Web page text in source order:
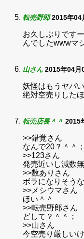
転売野郎 2015年04
お久しぶりです
んでしたwwwマ
山さん 2015年04月
妖怪はもうヤバ
絶対空売りした
転売店長＾＾ 2015
>>錯覚さん
なんで20？＾＾
>>123さん
発売近いし減数
>>数ありさん
ボラになりそう
>>メシウマさん
ほい＾＾
>>転売野郎さん
どして？＾＾；
>>山さん
今空売り厳しい